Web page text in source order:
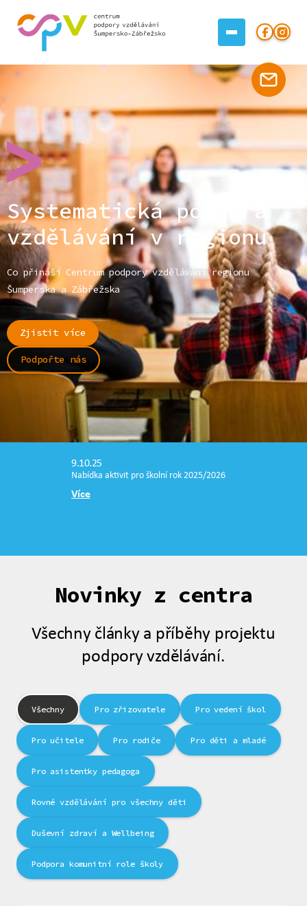
Systematická podpora
vzdělávání v regionu
Co přináší Centrum podpory vzdělávání regionu
Šumperska a Zábřežska
Zjistit více
Podpořte nás
9.10.25
Nabídka aktivit pro školní rok 2025/2026
Více
Novinky z centra
Všechny články a příběhy projektu
podpory vzdělávání.
Všechny Pro zřizovatele Pro vedení škol
Pro učitele Pro rodiče Pro děti a mladé
Pro asistentky pedagoga
Rovné vzdělávání pro všechny děti
Duševní zdraví a Wellbeing
Podpora komunitní role školy